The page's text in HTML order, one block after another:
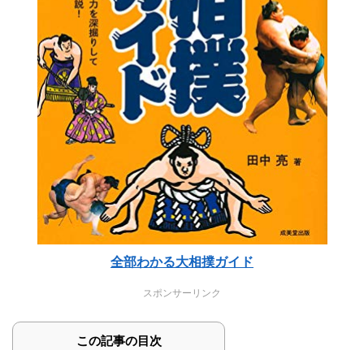
全部わかる大相撲ガイド
スポンサーリンク
この記事の目次